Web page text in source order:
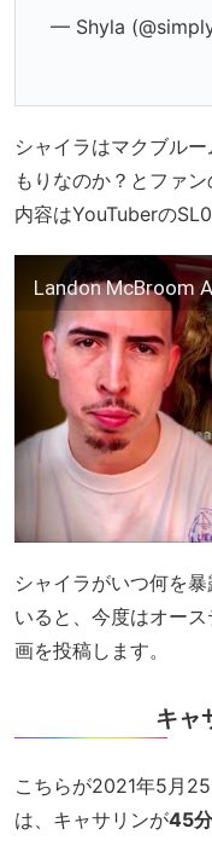
— Shyla
シャイラはマクブル
もりなのか？とファ
内容はYouTuberの
シャイラがいつ何を
いると、今度はオー
画を投稿します。
キャ
こちらが2021年5月
は、キャサリンが45